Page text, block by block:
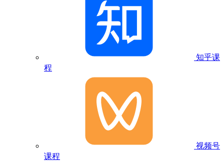
知乎课
程
视频号
课程